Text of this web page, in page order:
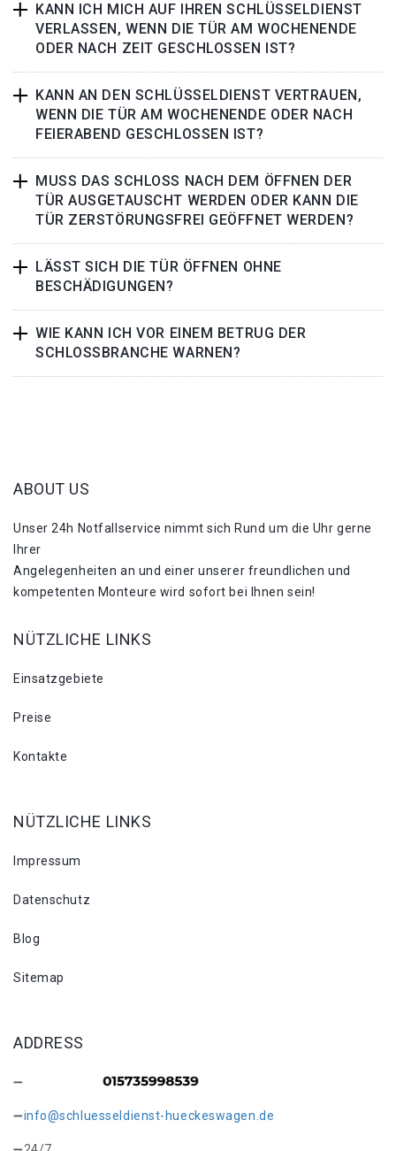
KANN ICH MICH AUF IHREN SCHLÜSSELDIENST
VERLASSEN, WENN DIE TÜR AM WOCHENENDE
ODER NACH ZEIT GESCHLOSSEN IST?
KANN AN DEN SCHLÜSSELDIENST VERTRAUEN,
WENN DIE TÜR AM WOCHENENDE ODER NACH
FEIERABEND GESCHLOSSEN IST?
MUSS DAS SCHLOSS NACH DEM ÖFFNEN DER
TÜR AUSGETAUSCHT WERDEN ODER KANN DIE
TÜR ZERSTÖRUNGSFREI GEÖFFNET WERDEN?
LÄSST SICH DIE TÜR ÖFFNEN OHNE
BESCHÄDIGUNGEN?
WIE KANN ICH VOR EINEM BETRUG DER
SCHLOSSBRANCHE WARNEN?
ABOUT US
Unser 24h Notfallservice nimmt sich Rund um die Uhr gerne
Ihrer
Angelegenheiten an und einer unserer freundlichen und
kompetenten Monteure wird sofort bei Ihnen sein!
NÜTZLICHE LINKS
Einsatzgebiete
Preise
Kontakte
NÜTZLICHE LINKS
Impressum
Datenschutz
Blog
Sitemap
ADDRESS
info@schluesseldienst-hueckeswagen.de